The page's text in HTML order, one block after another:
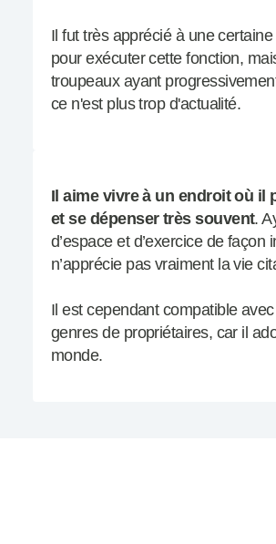
Il fut très apprécié à une
pour exécuter cette fonction,
troupeaux ayant
ce n'est plus trop d'actualité.
Il aime vivre à un endroit où il
et se dépenser très souvent.
d’espace et d’exercice de façon
n’apprécie pas vraiment la vie
Il est cependant compatible
genres de propriétaires, car il
monde.